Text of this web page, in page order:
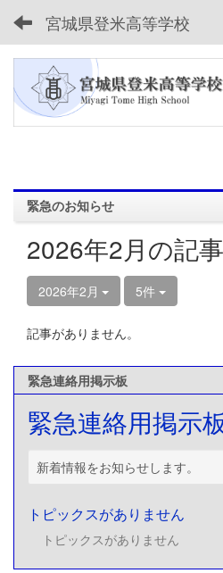
宮城県登米高等学校
緊急のお知らせ
2026年2月の記
2026年2月 5件
記事がありません。
緊急連絡用掲示板
緊急連絡用掲示
新着情報をお知らせします。
トピックスがありません
トピックスがありません